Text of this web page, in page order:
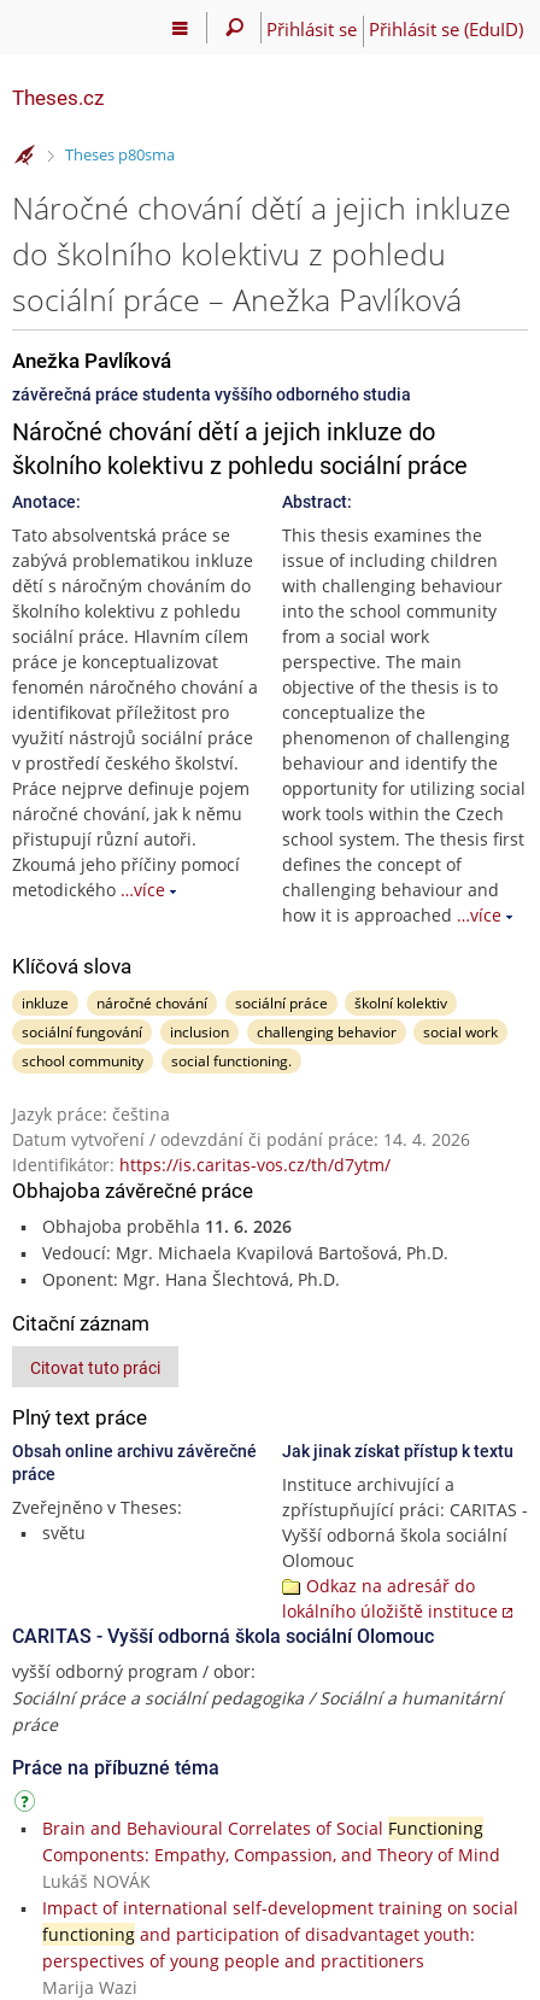
Přihlásit se Přihlásit se (EduID)
Theses.cz
>
Theses p80sma
Náročné chování dětí a jejich inkluze
do školního kolektivu z pohledu
sociální práce – Anežka Pavlíková
Anežka Pavlíková
závěrečná práce studenta vyššího odborného studia
Náročné chování dětí a jejich inkluze do
školního kolektivu z pohledu sociální práce
Anotace:
Tato absolventská práce se
zabývá problematikou inkluze
dětí s náročným chováním do
školního kolektivu z pohledu
sociální práce. Hlavním cílem
práce je konceptualizovat
fenomén náročného chování a
identifikovat příležitost pro
využití nástrojů sociální práce
v prostředí českého školství.
Práce nejprve definuje pojem
náročné chování, jak k němu
přistupují různí autoři.
Zkoumá jeho příčiny pomocí
metodického …více
Abstract:
This thesis examines the
issue of including children
with challenging behaviour
into the school community
from a social work
perspective. The main
objective of the thesis is to
conceptualize the
phenomenon of challenging
behaviour and identify the
opportunity for utilizing social
work tools within the Czech
school system. The thesis first
defines the concept of
challenging behaviour and
how it is approached …více
Klíčová slova
inkluze náročné chování sociální práce
školní kolektiv
sociální fungování
inclusion challenging behavior
social work
school community
social functioning.
Jazyk práce: čeština
Datum vytvoření / odevzdání či podání práce: 14. 4. 2026
Identifikátor: https://is.caritas-vos.cz/th/d7ytm/
Obhajoba závěrečné práce
Obhajoba proběhla 11. 6. 2026
Vedoucí: Mgr. Michaela Kvapilová Bartošová, Ph.D.
Oponent: Mgr. Hana Šlechtová, Ph.D.
Citační záznam
Citovat tuto práci
Plný text práce
Obsah online archivu závěrečné
práce
Zveřejněno v Theses:
světu
Jak jinak získat přístup k textu
Instituce archivující a
zpřístupňující práci: CARITAS -
Vyšší odborná škola sociální
Olomouc
Odkaz na adresář do
lokálního úložiště instituce
CARITAS - Vyšší odborná škola sociální Olomouc
vyšší odborný program / obor:
Sociální práce a sociální pedagogika / Sociální a humanitární
práce
Práce na příbuzné téma
Brain and Behavioural Correlates of Social Functioning
Components: Empathy, Compassion, and Theory of Mind
Lukáš NOVÁK
Impact of international self-development training on social
functioningand participation of disadvantaget youth:
perspectives of young people and practitioners
Marija Wazi